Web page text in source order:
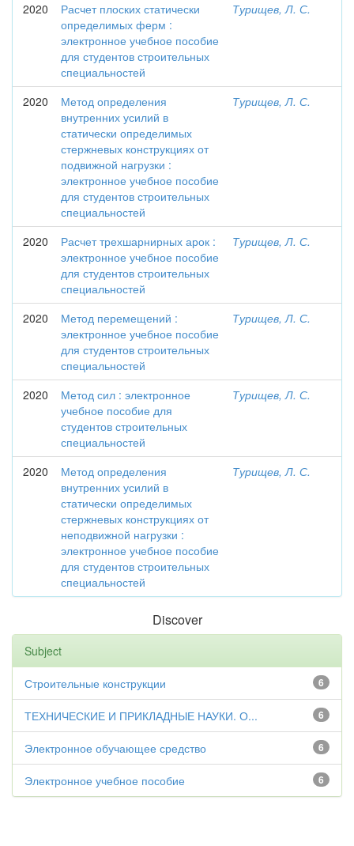
2020
Расчет плоских статически
определимых ферм :
электронное учебное пособие
для студентов строительных
специальностей
Турищев, Л. С.
2020
Метод определения
внутренних усилий в
статически определимых
стержневых конструкциях от
подвижной нагрузки :
электронное учебное пособие
для студентов строительных
специальностей
Турищев, Л. С.
2020
Расчет трехшарнирных арок :
электронное учебное пособие
для студентов строительных
специальностей
Турищев, Л. С.
2020
Метод перемещений :
электронное учебное пособие
для студентов строительных
специальностей
Турищев, Л. С.
2020
Метод сил : электронное
учебное пособие для
студентов строительных
специальностей
Турищев, Л. С.
2020
Метод определения
внутренних усилий в
статически определимых
стержневых конструкциях от
неподвижной нагрузки :
электронное учебное пособие
для студентов строительных
специальностей
Турищев, Л. С.
Discover
Subject
6
Строительные конструкции
6
ТЕХНИЧЕСКИЕ И ПРИКЛАДНЫЕ НАУКИ. О...
6
Электронное обучающее средство
6
Электронное учебное пособие